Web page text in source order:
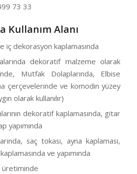
73 33
Kullanım Alanı
iç dekorasyon kaplamasında
dekoratif malzeme olarak
Mutfak Dolaplarında, Elbise
çerçevelerinde ve komodin yüzey
olarak kullanılır)
dekoratif kaplamasında, gitar
yapımında
saç tokası, ayna kaplaması,
ve yapımında
üretiminde